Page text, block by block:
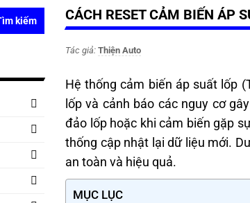
CÁCH RESET CẢM BIẾN ÁP
Tác giả: Thiện Auto
Hệ thống cảm biến áp suất lốp
lốp và cảnh báo các nguy cơ
đảo lốp hoặc khi cảm biến gặp
thống cập nhật lại dữ liệu mới.
an toàn và hiệu quả.
MỤC LỤC
kiếm